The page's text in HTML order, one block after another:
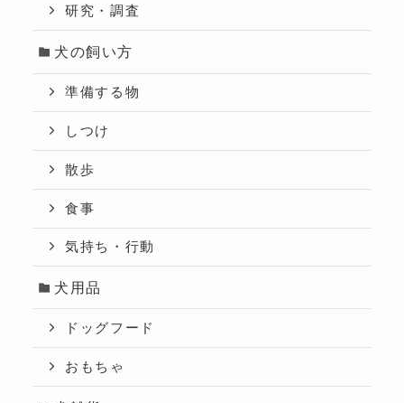
研究・調査
犬の飼い方
準備する物
しつけ
散歩
食事
気持ち・行動
犬用品
ドッグフード
おもちゃ